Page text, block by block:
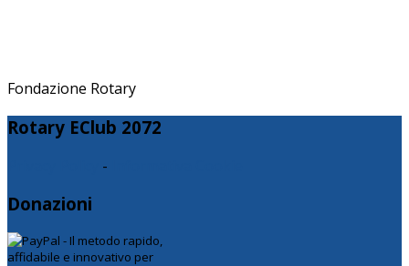
Fondazione Rotary
Rotary EClub 2072
-
Donazioni